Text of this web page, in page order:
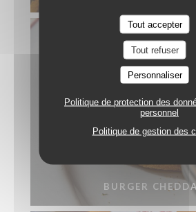
Tout accepter
Tout refuser
Personnaliser
Politique de protection des
personnel
Politique de gestion des
BURGER